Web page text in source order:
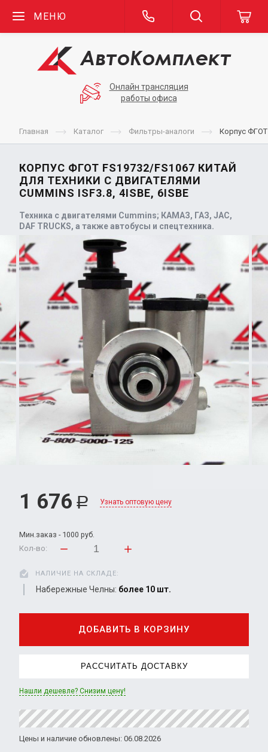
МЕНЮ
Онлайн трансляция
работы офиса
Главная Каталог Фильтры-аналоги Корпус ФГОТ
КОРПУС ФГОТ FS19732/FS1067 КИТАЙ
ДЛЯ ТЕХНИКИ С ДВИГАТЕЛЯМИ
CUMMINS ISF3.8, 4ISBE, 6ISBE
Техника с двигателями Cummins; КАМАЗ, ГАЗ, JAC,
DAF TRUCKS, а также автобусы и спецтехника.
1 676 Р Узнать оптовую цену
Мин.заказ - 1000 руб.
Кол-во:
НАЛИЧИЕ НА СКЛАДЕ:
Набережные Челны: более 10 шт.
ДОБАВИТЬ В КОРЗИНУ
РАССЧИТАТЬ ДОСТАВКУ
Нашли дешевле? Снизим цену!
Цены и наличие обновлены: 06.08.2026